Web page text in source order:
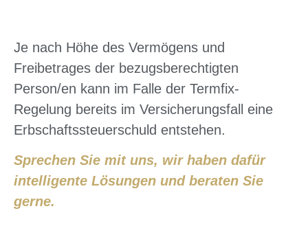
Je nach Höhe des Vermögens und
Freibetrages der bezugsberechtigten
Person/en kann im Falle der Termfix-
Regelung bereits im Versicherungsfall eine
Erbschaftssteuerschuld entstehen.
Sprechen Sie mit uns, wir haben dafür
intelligente Lösungen und beraten Sie
gerne.